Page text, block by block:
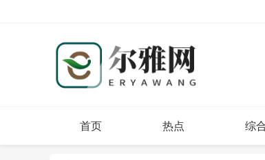
首页 热点 综